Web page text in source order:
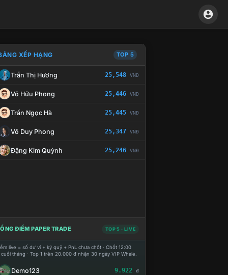
CHẾ TÀI XỬ LÝ VI PHẠM
XẾP HẠNG TOP 5
Trần Thị Hương 25,548 VNĐ
Võ Hữu Phong 25,446 VNĐ
Trần Ngọc Hà 25,445 VNĐ
Võ Duy Phong 25,347 VNĐ
Đặng Kim Quỳnh 25,246 VNĐ
ĐIỂM PAPER TRADE TOP 5 · LIVE
live = số dư ví + ký quỹ + PnL chưa chốt · Chốt 12:00
tháng · Top 1 trên 20.000 đ nhận 30 ngày VIP Whale.
Demo123 9.922 đ